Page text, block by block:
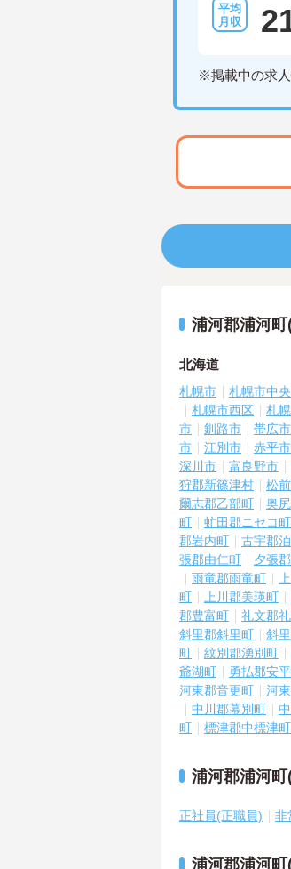
※掲載中の求
浦河郡浦河
北海道
札幌市 札幌市中
札幌市西区
札
市
釧路市 帯広市
市
江別市 赤平市
深川市
富良野市
狩郡新篠津村
松
爾志郡乙部町
奥
町
虻田郡ニセコ町
郡岩内町
古宇郡
張郡由仁町
夕張
雨竜郡雨竜町
町
上川郡美瑛町
郡豊富町
礼文郡
斜里郡斜里町
斜
町
紋別郡湧別町
爺湖町
勇払郡安
河東郡音更町
河
中川郡幕別町
町
標津郡中標津町
浦河郡浦河
正社員(正職員) 非
浦河郡浦河